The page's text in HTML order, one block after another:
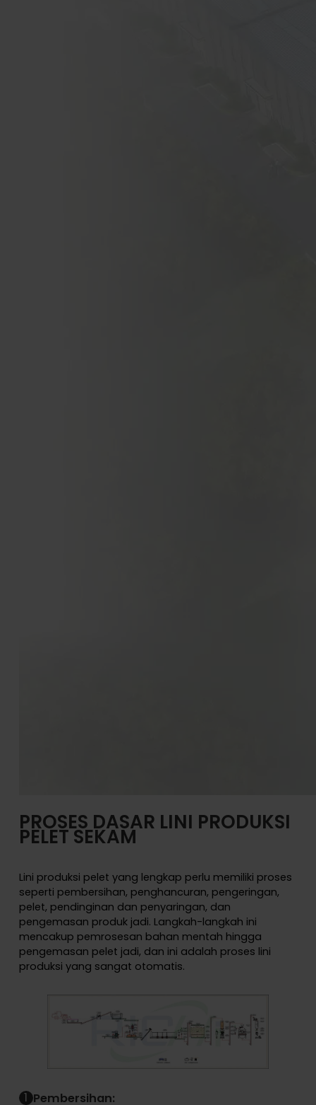
PROSES DASAR LINI PRODUKSI
PELET SEKAM
Lini produksi pelet yang lengkap perlu memiliki proses
seperti pembersihan, penghancuran, pengeringan,
pelet, pendinginan dan penyaringan, dan
pengemasan produk jadi. Langkah-langkah ini
mencakup pemrosesan bahan mentah hingga
pengemasan pelet jadi, dan ini adalah proses lini
produksi yang sangat otomatis.
1 Pembersihan: